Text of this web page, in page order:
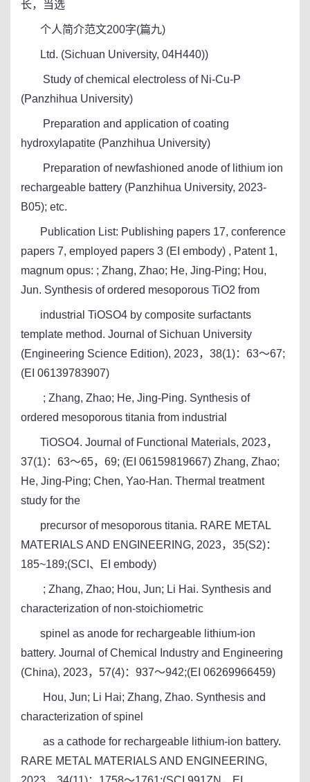
长，当选
个人简介范文200字(篇九)
Ltd. (Sichuan University, 04H440))
Study of chemical electroless of Ni-Cu-P
(Panzhihua University)
Preparation and application of coating
hydroxylapatite (Panzhihua University)
Preparation of newfashioned anode of lithium ion
rechargeable battery (Panzhihua University, 2023-
B05); etc.
Publication List: Publishing papers 17, conference
papers 7, employed papers 3 (EI embody) , Patent 1,
magnum opus: ; Zhang, Zhao; He, Jing-Ping; Hou,
Jun. Synthesis of ordered mesoporous TiO2 from
industrial TiOSO4 by composite surfactants
template method. Journal of Sichuan University
(Engineering Science Edition), 2023，38(1)：63～67;
(EI 06139783907)
; Zhang, Zhao; He, Jing-Ping. Synthesis of
ordered mesoporous titania from industrial
TiOSO4. Journal of Functional Materials, 2023，
37(1)：63～65，69; (EI 06159819667) Zhang, Zhao;
He, Jing-Ping; Chen, Yao-Han. Thermal treatment
study for the
precursor of mesoporous titania. RARE METAL
MATERIALS AND ENGINEERING, 2023，35(S2)：
185~189;(SCI、EI embody)
; Zhang, Zhao; Hou, Jun; Li Hai. Synthesis and
characterization of non-stoichiometric
spinel as anode for rechargeable lithium-ion
battery. Journal of Chemical Industry and Engineering
(China), 2023，57(4)：937～942;(EI 06269966459)
Hou, Jun; Li Hai; Zhang, Zhao. Synthesis and
characterization of spinel
as a cathode for rechargeable lithium-ion battery.
RARE METAL MATERIALS AND ENGINEERING,